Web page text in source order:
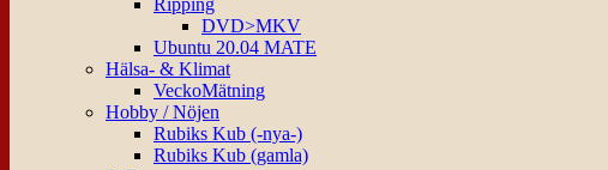
Ripping
DVD>MKV
Ubuntu 20.04 MATE
Hälsa- & Klimat
VeckoMätning
Hobby / Nöjen
Rubiks Kub (-nya-)
Rubiks Kub (gamla)